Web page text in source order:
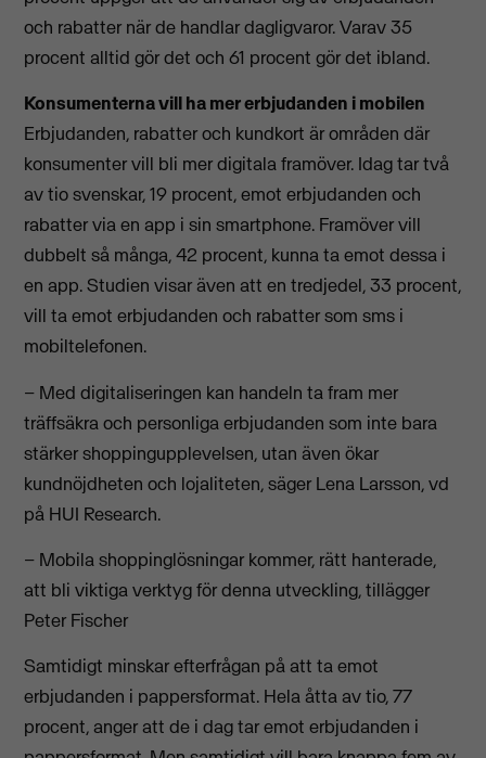
och rabatter när de handlar dagligvaror. Varav 35
procent alltid gör det och 61 procent gör det ibland.
Konsumenterna vill ha mer erbjudanden i mobilen
Erbjudanden, rabatter och kundkort är områden där
konsumenter vill bli mer digitala framöver. Idag tar två
av tio svenskar, 19 procent, emot erbjudanden och
rabatter via en app i sin smartphone. Framöver vill
dubbelt så många, 42 procent, kunna ta emot dessa i
en app. Studien visar även att en tredjedel, 33 procent,
vill ta emot erbjudanden och rabatter som sms i
mobiltelefonen.
– Med digitaliseringen kan handeln ta fram mer
träffsäkra och personliga erbjudanden som inte bara
stärker shoppingupplevelsen, utan även ökar
kundnöjdheten och lojaliteten, säger Lena Larsson, vd
på HUI Research.
– Mobila shoppinglösningar kommer, rätt hanterade,
att bli viktiga verktyg för denna utveckling, tillägger
Peter Fischer
Samtidigt minskar efterfrågan på att ta emot
erbjudanden i pappersformat. Hela åtta av tio, 77
procent, anger att de i dag tar emot erbjudanden i